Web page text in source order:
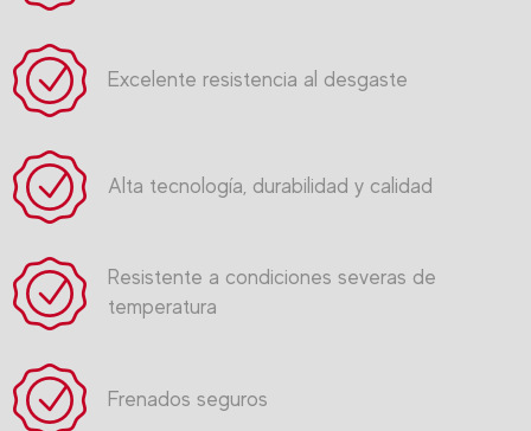
Excelente resistencia al desgaste
Alta tecnología, durabilidad y calidad
Resistente a condiciones severas de
temperatura
Frenados seguros